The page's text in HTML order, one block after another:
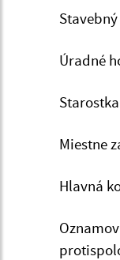
Úradné
Miestne
Hlavná